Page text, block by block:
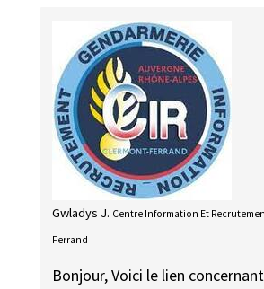
Gwladys J. Centre Information Et
Ferrand
Bonjour, Voici le lien